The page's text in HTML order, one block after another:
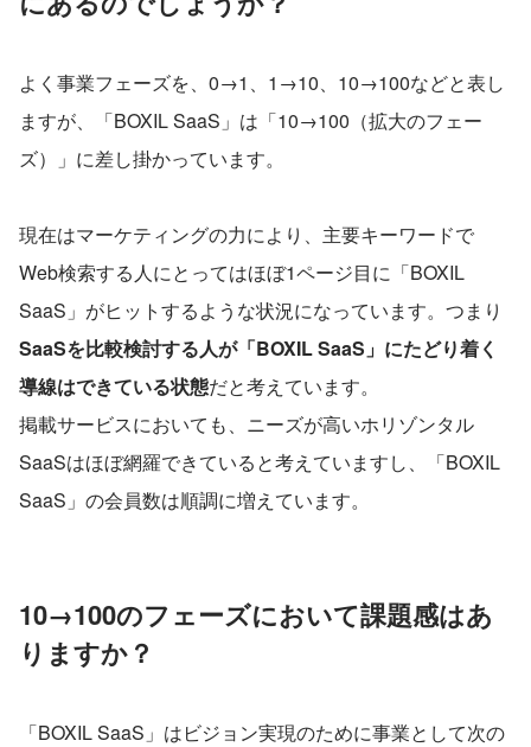
よく事業フェーズを、0→1、1→10、10→100などと表し
ますが、「BOXIL SaaS」は「10→100（拡大のフェー
ズ）」に差し掛かっています。
現在はマーケティングの力により、主要キーワードで
Web検索する人にとってはほぼ1ページ目に「BOXIL
SaaS」がヒットするような状況になっています。つまり
SaaSを比較検討する人が「BOXIL SaaS」にたどり着く
導線はできている状態だと考えています。
掲載サービスにおいても、ニーズが高いホリゾンタル
SaaSはほぼ網羅できていると考えていますし、「BOXIL
SaaS」の会員数は順調に増えています。
10→100のフェーズにおいて課題感はあ
りますか？
「BOXIL SaaS」はビジョン実現のために事業として次の